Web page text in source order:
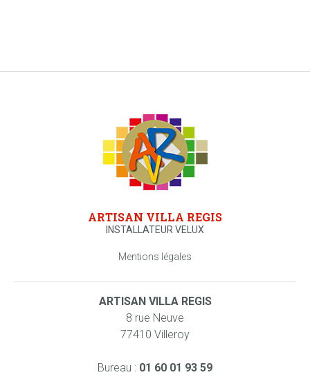
ARTISAN VILLA REGIS
INSTALLATEUR VELUX
Mentions légales
ARTISAN VILLA REGIS
8 rue Neuve
77410 Villeroy
Bureau : 01 60 01 93 59